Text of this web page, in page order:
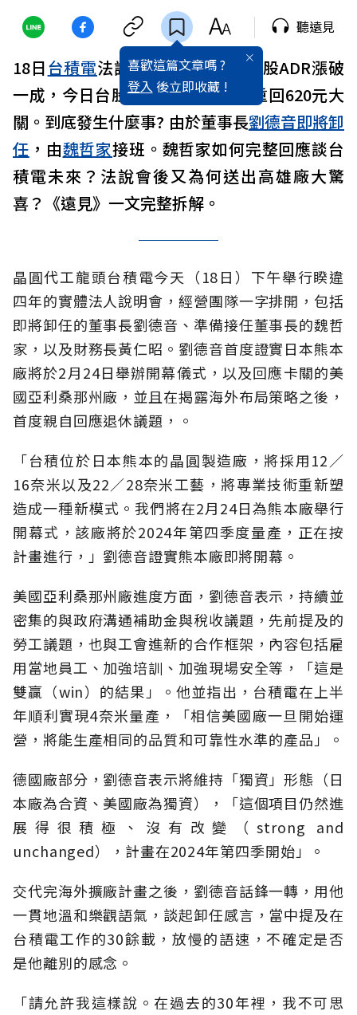
喜歡這篇文章嗎 ?
登入 後立即收藏 !
聽遠見
18日台積電法說會一結束，晚上美股ADR漲破
一成，今日台股一開盤也漲5%，重回620元大
關。到底發生什麼事? 由於董事長劉德音即將卸
任 ，由魏哲家接班。魏哲家如何完整回應談台
積電未來？法說會後又為何送出高雄廠大驚
喜？《遠見》一文完整拆解。
晶圓代工龍頭台積電今天（18日）下午舉行睽違
四年的實體法人說明會，經營團隊一字排開，包括
即將卸任的董事長劉德音、準備接任董事長的魏哲
家，以及財務長黃仁昭。劉德音首度證實日本熊本
廠將於2月24日舉辦開幕儀式，以及回應卡關的美
國亞利桑那州廠，並且在揭露海外布局策略之後，
首度親自回應退休議題，。
「台積位於日本熊本的晶圓製造廠，將採用12／
16奈米以及22／28奈米工藝，將專業技術重新塑
造成一種新模式。我們將在2月24日為熊本廠舉行
開幕式，該廠將於2024年第四季度量產，正在按
計畫進行，」劉德音證實熊本廠即將開幕。
美國亞利桑那州廠進度方面，劉德音表示，持續並
密集的與政府溝通補助金與稅收議題，先前提及的
勞工議題，也與工會進新的合作框架，內容包括雇
用當地員工、加強培訓、加強現場安全等，「這是
雙贏（win）的結果」。他並指出，台積電在上半
年順利實現4奈米量產，「相信美國廠一旦開始運
營，將能生產相同的品質和可靠性水準的產品」。
德國廠部分，劉德音表示將維持「獨資」形態（日
本廠為合資、美國廠為獨資），「這個項目仍然進
展得很積極、沒有改變（strong and
unchanged），計畫在2024年第四季開始」。
交代完海外擴廠計畫之後，劉德音話鋒一轉，用他
一貫地溫和樂觀語氣，談起卸任感言，當中提及在
台積電工作的30餘載，放慢的語速，不確定是否
是他離別的感念。
「請允許我這樣說。在過去的30年裡，我不可思